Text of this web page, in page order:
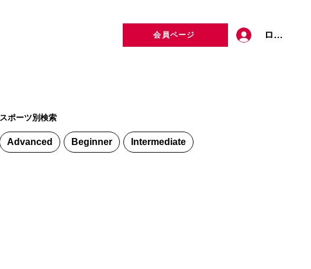
会員ページ ログイン
スポーツ別検索
Advanced Beginner Intermediate